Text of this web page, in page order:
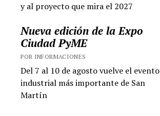
y al proyecto que mira el 2027
Nueva edición de la Expo
Ciudad PyME
POR INFORMACIONES
Del 7 al 10 de agosto vuelve el evento
industrial más importante de San
Martín